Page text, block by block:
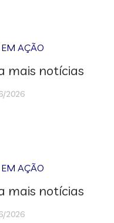
AÇÃO
mais notícias
2026
AÇÃO
mais notícias
2026